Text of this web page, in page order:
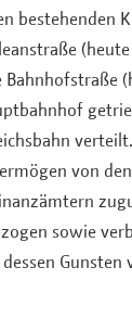
bestehenden
(heute
Bahnhofstraße
von den
sowie
Gunsten